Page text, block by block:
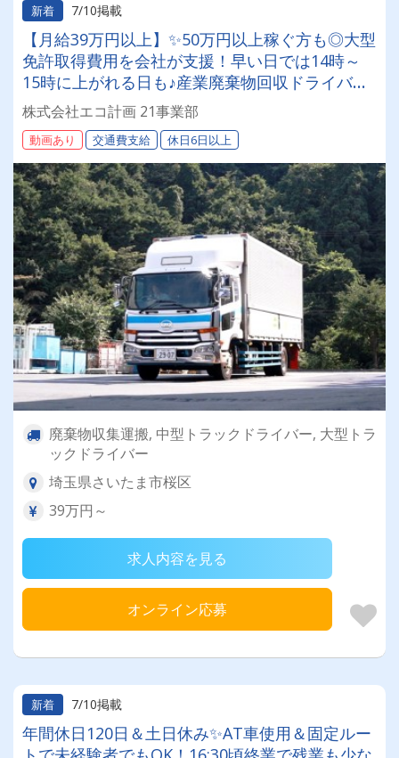
新着 7/10掲載
【月給39万円以上】✨50万円以上稼ぐ方も◎大型
免許取得費用を会社が支援！早い日では14時～
15時に上がれる日も♪産業廃棄物回収ドライバー
募集！
株式会社エコ計画 21事業部
動画あり 交通費支給 休日6日以上
廃棄物収集運搬, 中型トラックドライバー, 大型トラ
ックドライバー
埼玉県さいたま市桜区
39万円～
求人内容を見る
オンライン応募
新着 7/10掲載
年間休日120日＆土日休み✨AT車使用＆固定ルー